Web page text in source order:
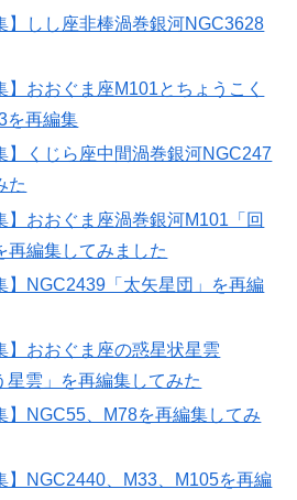
】しし座非棒渦巻銀河NGC3628
】おおぐま座M101とちょうこく
を再編集
】くじら座中間渦巻銀河NGC247
た
】おおぐま座渦巻銀河M101「回
再編集してみました
】NGC2439「太矢星団」を再編
】おおぐま座の惑星状星雲
星雲」を再編集してみた
】NGC55、M78を再編集してみ
】NGC2440、M33、M105を再編